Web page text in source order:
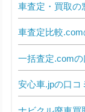
車査定・買取の
車査定比較.com
一括査定.comの
安心車.jpの口コ